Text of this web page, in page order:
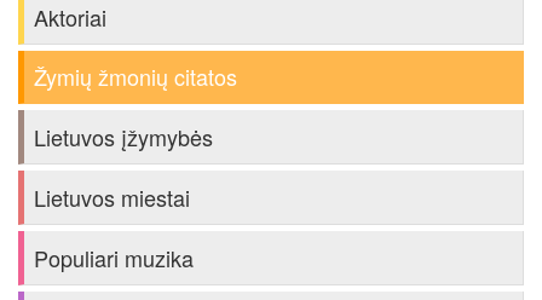
Aktoriai
Žymių žmonių citatos
Lietuvos įžymybės
Lietuvos miestai
Populiari muzika